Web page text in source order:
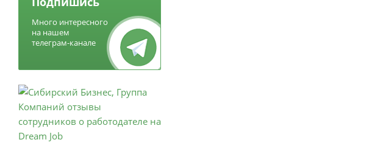
Много интересного
на нашем
телеграм-канале